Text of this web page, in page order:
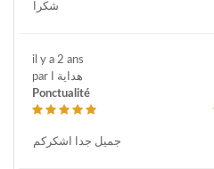
شكرا
il y a 2 ans
par هداية ا
Ponctualité
جميل جدا اشكركم